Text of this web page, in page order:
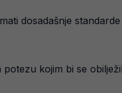
dosadašnje standarde
kojim bi se